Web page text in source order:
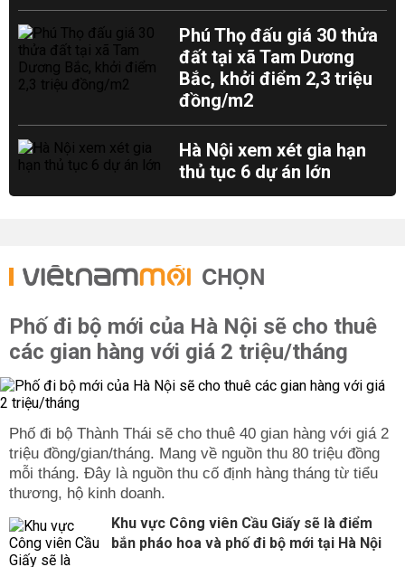
Phú Thọ đấu giá 30 thửa
đất tại xã Tam Dương
Bắc, khởi điểm 2,3 triệu
đồng/m2
Hà Nội xem xét gia hạn
thủ tục 6 dự án lớn
CHỌN
Phố đi bộ mới của Hà Nội sẽ cho thuê
các gian hàng với giá 2 triệu/tháng
Phố đi bộ Thành Thái sẽ cho thuê 40 gian hàng với giá 2
triệu đồng/gian/tháng. Mang về nguồn thu 80 triệu đồng
mỗi tháng. Đây là nguồn thu cố định hàng tháng từ tiểu
thương, hộ kinh doanh.
Khu vực Công viên Cầu Giấy sẽ là điểm
bắn pháo hoa và phố đi bộ mới tại Hà Nội